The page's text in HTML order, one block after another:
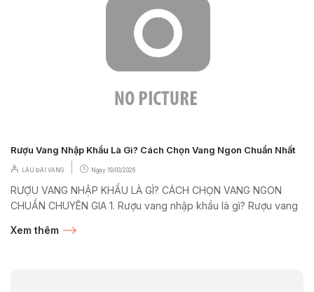
Rượu Vang Nhập Khẩu Là Gì? Cách Chọn Vang Ngon Chuẩn Nhất
LÂU ĐÀI VANG Ngày 19/03/2026
RƯỢU VANG NHẬP KHẨU LÀ GÌ? CÁCH CHỌN VANG NGON
CHUẨN CHUYÊN GIA 1. Rượu vang nhập khẩu là gì? Rượu vang
Xem thêm